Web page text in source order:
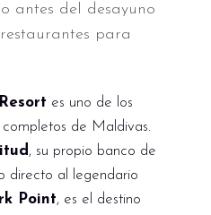
antes del desayuno
para
es uno de los
de Maldivas.
, su propio banco de
directo al legendario
Point, es el destino